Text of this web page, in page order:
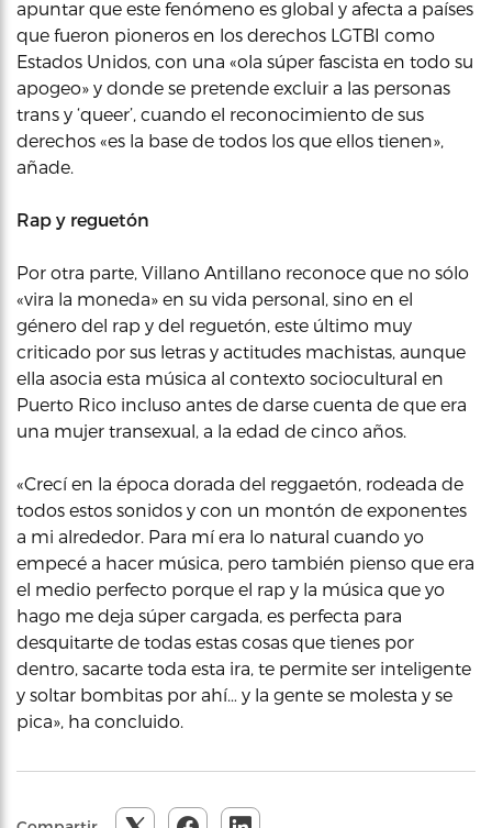
apuntar que este fenómeno es global y afecta a países
que fueron pioneros en los derechos LGTBI como
Estados Unidos, con una «ola súper fascista en todo su
apogeo» y donde se pretende excluir a las personas
trans y ‘queer’, cuando el reconocimiento de sus
derechos «es la base de todos los que ellos tienen»,
añade.
Rap y reguetón
Por otra parte, Villano Antillano reconoce que no sólo
«vira la moneda» en su vida personal, sino en el
género del rap y del reguetón, este último muy
criticado por sus letras y actitudes machistas, aunque
ella asocia esta música al contexto sociocultural en
Puerto Rico incluso antes de darse cuenta de que era
una mujer transexual, a la edad de cinco años.
«Crecí en la época dorada del reggaetón, rodeada de
todos estos sonidos y con un montón de exponentes
a mi alrededor. Para mí era lo natural cuando yo
empecé a hacer música, pero también pienso que era
el medio perfecto porque el rap y la música que yo
hago me deja súper cargada, es perfecta para
desquitarte de todas estas cosas que tienes por
dentro, sacarte toda esta ira, te permite ser inteligente
y soltar bombitas por ahí… y la gente se molesta y se
pica», ha concluido.